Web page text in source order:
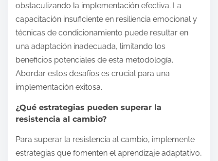
obstaculizando la implementación efectiva. La
capacitación insuficiente en resiliencia emocional y
técnicas de condicionamiento puede resultar en
una adaptación inadecuada, limitando los
beneficios potenciales de esta metodología.
Abordar estos desafíos es crucial para una
implementación exitosa.
¿Qué estrategias pueden superar la
resistencia al cambio?
Para superar la resistencia al cambio, implemente
estrategias que fomenten el aprendizaje adaptativo,